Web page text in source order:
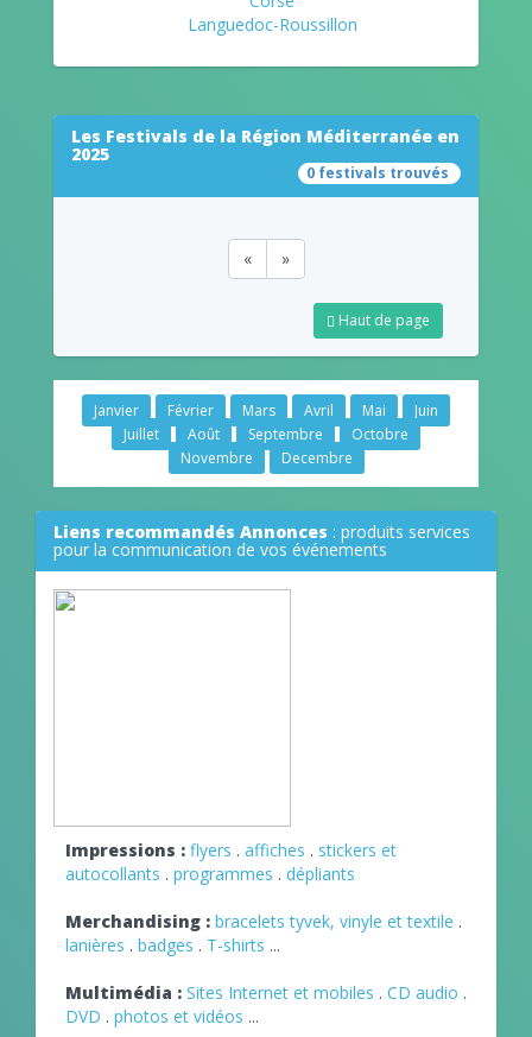
Languedoc-Roussillon
Les Festivals de la Région Méditerranée en
2025
0 festivals trouvés
« »
Haut de page
Janvier Février Mars Avril Mai
Juin
Juillet
Août Septembre
Octobre
Novembre
Decembre
Liens recommandés Annonces : produits services
pour la communication de vos événements
Impressions : flyers . affiches . stickers et
autocollants . programmes . dépliants
Merchandising : bracelets tyvek, vinyle et textile .
lanières . badges . T-shirts ...
Multimédia : Sites Internet et mobiles . CD audio .
DVD . photos et vidéos ...